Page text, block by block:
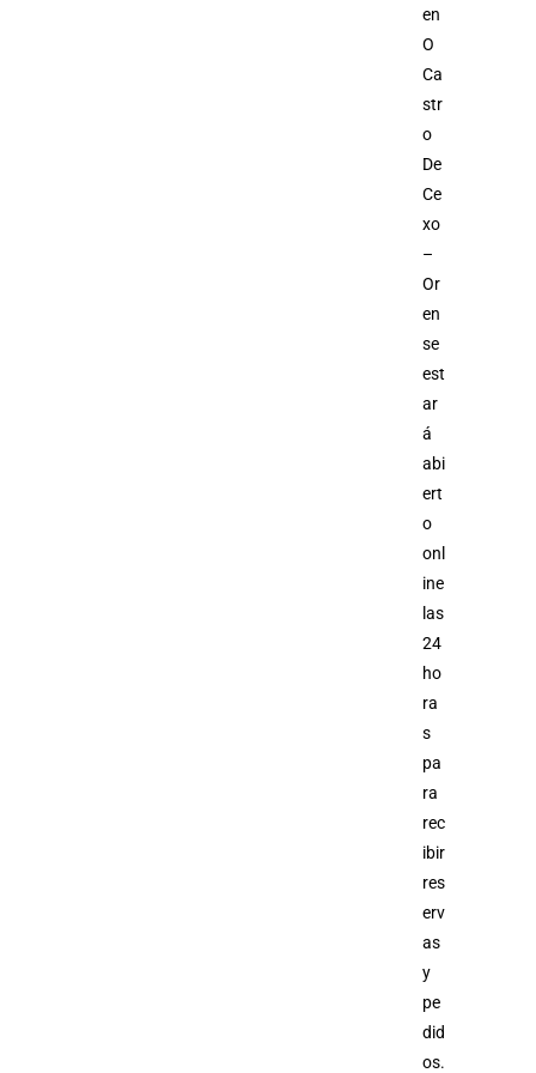
en
O
Ca
str
o
De
Ce
xo
–
Or
en
se
est
ar
á
abi
ert
o
onl
ine
las
24
ho
ra
s
pa
ra
rec
ibir
res
erv
as
y
pe
did
os.